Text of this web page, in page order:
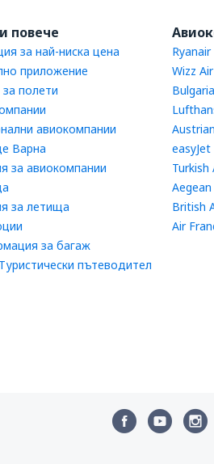
повече
за най-ниска цена
приложение
полети
авиокомпании
Варна
за авиокомпании
за летища
за багаж
пътеводител
Ryanair
Wizz Air
easyJet
Turkish
Aegean
British
Air